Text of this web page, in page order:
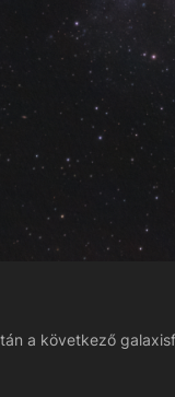
a következő